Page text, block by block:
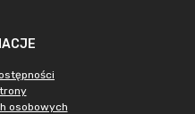
osobowych